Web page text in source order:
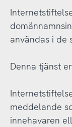
användas i de
Denna tjänst
meddelande
innehavaren